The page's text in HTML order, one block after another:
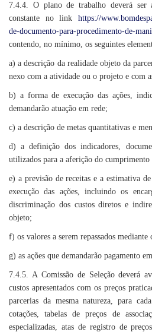
7.4.4. O plano de trabalho deverá ser
constante no link https://
de-documento-para-procedimento-de-
contendo, no mínimo, os seguintes
a) a descrição da realidade objeto da
nexo com a atividade ou o projeto e com
b) a forma de execução das ações,
demandarão atuação em rede;
c) a descrição de metas quantitativas e
d) a definição dos indicadores,
utilizados para a aferição do cumprimento
e) a previsão de receitas e a estimativa de
execução das ações, incluindo os
discriminação dos custos diretos e
objeto;
f) os valores a serem repassados
g) as ações que demandarão pagamento
7.4.5. A Comissão de Seleção deverá
custos apresentados com os preços
parcerias da mesma natureza, para
cotações, tabelas de preços de
especializadas, atas de registro de